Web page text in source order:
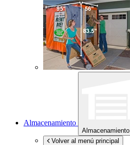
Almacenamiento
Almacenamiento
Volver al menú principal